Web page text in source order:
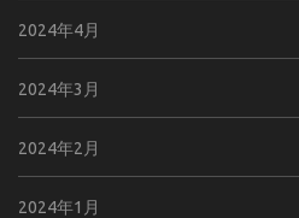
2024年4月
2024年3月
2024年2月
2024年1月